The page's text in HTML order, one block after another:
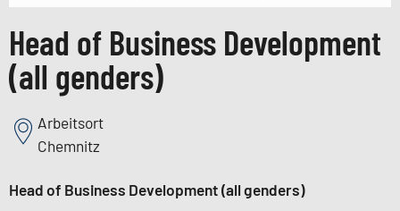
Head of Business Development
(all genders)
Arbeitsort
Chemnitz
Head of Business Development (all genders)